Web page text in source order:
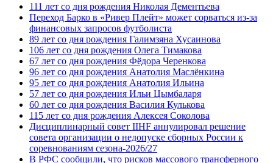
111 лет со дня рождения Николая Дементьева
Переход Барко в «Ривер Плейт» может сорваться из‑за
финансовых запросов футболиста
89 лет со дня рождения Галимзяна Хусаинова
106 лет со дня рождения Олега Тимакова
67 лет со дня рождения Фёдора Черенкова
96 лет со дня рождения Анатолия Маслёнкина
95 лет со дня рождения Анатолия Ильина
57 лет со дня рождения Ильи Цымбаларя
60 лет со дня рождения Василия Кулькова
115 лет со дня рождения Алексея Соколова
Дисциплинарный совет IIHF аннулировал решение
совета организации о недопуске сборных России к
соревнованиям сезона‑2026/27
В РФС сообщили, что рисков массового трансферного